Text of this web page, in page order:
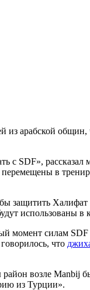
из арабской
с SDF»,
в
защитить
использованы в
силам SDF
что
возле Manbij
из Турции».